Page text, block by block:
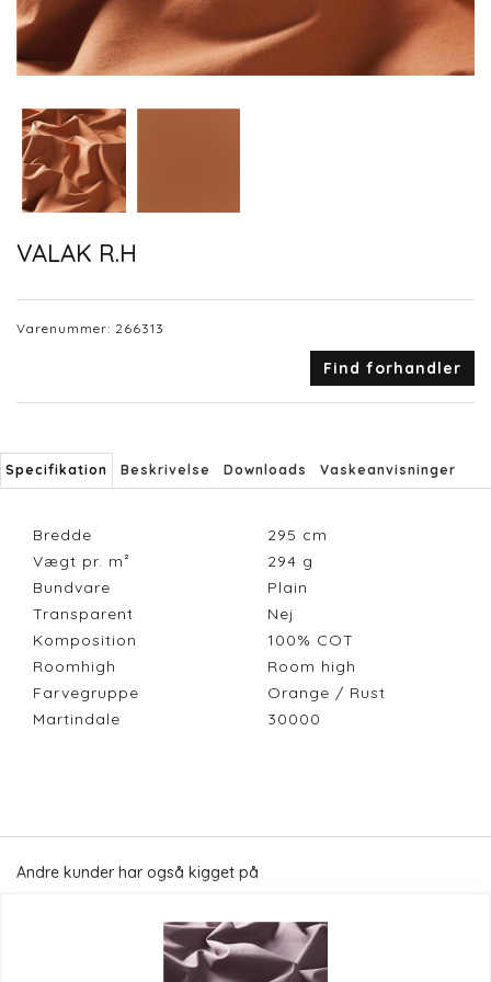
VALAK R.H
Varenummer: 266313
Find forhandler
Specifikation Beskrivelse Downloads Vaskeanvisninger
Bredde 295 cm
Vægt pr. m²
294 g
Bundvare
Plain
Transparent
Nej
Komposition
100% COT
Roomhigh
Room high
Farvegruppe
Orange / Rust
Martindale
30000
Andre kunder har også kigget på